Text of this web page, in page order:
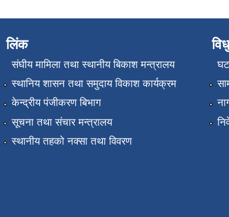
लिंक
संघीय मामिला तथा स्थानीय बिकाश मन्त्रालय
स्थानिय शासन तथा समुदाय विकाश कार्यक्रम
केन्द्रीय पंजीकरण बिभाग
सूचना तथा संचार मन्त्रालय
स्थानीय तहको नक्सा तथा विवरण